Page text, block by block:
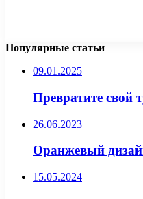
Популярные статьи
09.01.2025
Превратите свой
26.06.2023
Оранжевый
15.05.2024